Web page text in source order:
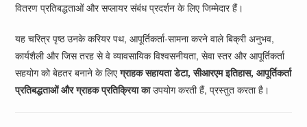
वितरण प्रतिबद्धताओं और सप्लायर संबंध प्रदर्शन के लिए जिम्मेदार हैं।
यह चरित्र पृष्ठ उनके करियर पथ, आपूर्तिकर्ता-सामना करने वाले बिक्री अनुभव,
कार्यशैली और जिस तरह से वे व्यावसायिक विश्वसनीयता, सेवा स्तर और आपूर्तिकर्ता
सहयोग को बेहतर बनाने के लिएग्राहक सहायता डेटा, सीआरएम इतिहास, आपूर्तिकर्ता
प्रतिबद्धताओं और ग्राहक प्रतिक्रिया काउपयोग करती हैं, प्रस्तुत करता है।